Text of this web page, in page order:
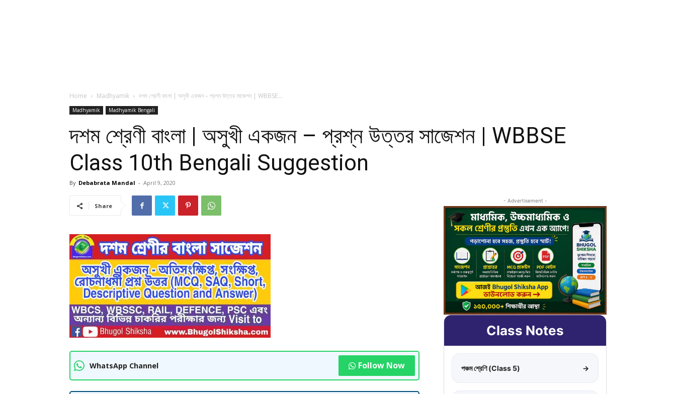
Home Madhyamik দশম শ্রেণী বাংলা | অসুখী একজন – প্রশ্ন উত্তর সাজেশন | WBBSE...
Madhyamik Madhyamik Bengali
দশম শ্রেণী বাংলা | অসুখী একজন – প্রশ্ন উত্তর সাজেশন | WBBSE
Class 10th Bengali Suggestion
By Debabrata Mandal - April 9, 2020
Share
WhatsApp Channel Follow Now
- Advertisement -
Class Notes
পঞ্চম শ্রেণি (Class 5) →